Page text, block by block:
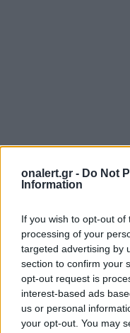
onalert.gr - Do Not
Information
If you wish to opt-out
processing of your
targeted advertising by
section to confirm your
opt-out request is
interest-based ads
us or personal
your opt-out. You may
ΣΧΕΤΙΚΑ